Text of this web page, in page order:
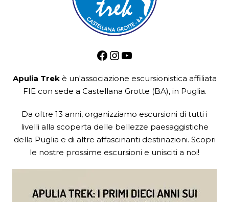
Facebook
Instagram
YouTube
Apulia Trekè un'associazione escursionistica affiliata
FIE con sede a Castellana Grotte (BA), in Puglia.
Da oltre 13 anni, organizziamo escursioni di tutti i
livelli alla scoperta delle bellezze paesaggistiche
della Puglia e di altre affascinanti destinazioni. Scopri
le nostre prossime escursioni e unisciti a noi!